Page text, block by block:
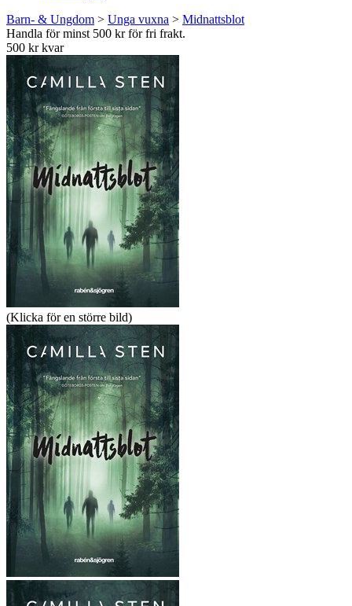
Barn- & Ungdom > Unga vuxna > Midnattsblot
Handla för minst 500 kr för fri frakt.
500 kr kvar
(Klicka för en större bild)